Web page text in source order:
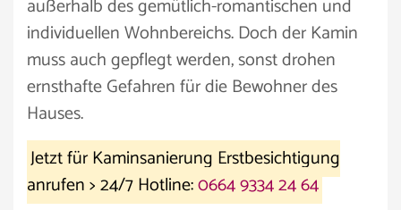
außerhalb des gemütlich-romantischen und
individuellen Wohnbereichs. Doch der Kamin
muss auch gepflegt werden, sonst drohen
ernsthafte Gefahren für die Bewohner des
Hauses.
Jetzt für Kaminsanierung Erstbesichtigung
anrufen > 24/7 Hotline:0664 9334 24 64